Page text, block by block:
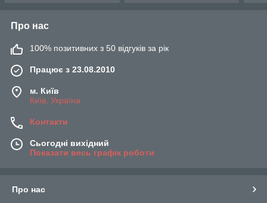
Про нас
100% позитивних з 50 відгуків за рік
Працює з 23.08.2010
м. Київ
Київ, Україна
Контакти
Сьогодні вихідний
Показати весь графік роботи
Про нас